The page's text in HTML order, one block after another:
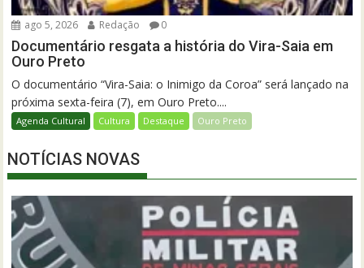
ago 5, 2026 Redação 0
Documentário resgata a história do Vira-Saia em
Ouro Preto
O documentário “Vira-Saia: o Inimigo da Coroa” será lançado na
próxima sexta-feira (7), em Ouro Preto....
Agenda Cultural Cultura Destaque Ouro Preto
NOTÍCIAS NOVAS